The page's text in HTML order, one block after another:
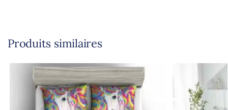
Produits similaires